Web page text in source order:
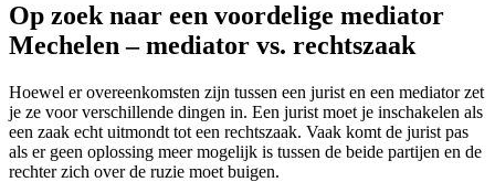
Op zoek naar een voordelige mediator
Mechelen – mediator vs. rechtszaak
Hoewel er overeenkomsten zijn tussen een jurist en een mediator zet
je ze voor verschillende dingen in. Een jurist moet je inschakelen als
een zaak echt uitmondt tot een rechtszaak. Vaak komt de jurist pas
als er geen oplossing meer mogelijk is tussen de beide partijen en de
rechter zich over de ruzie moet buigen.